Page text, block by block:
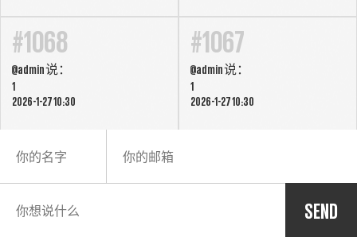
#1068
@admin说：
1
2026-1-27 10:30
#1067
@admin说：
1
2026-1-27 10:30
SEND